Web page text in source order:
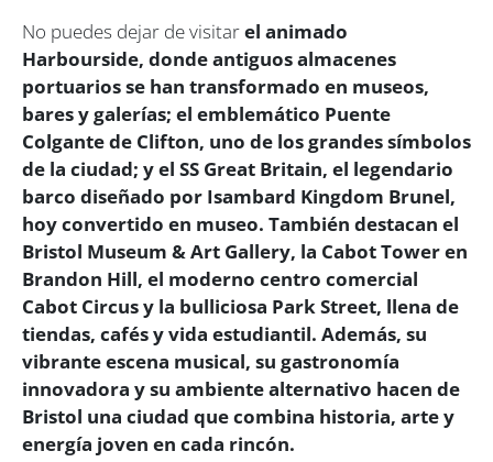
No puedes dejar de visitarel animado
Harbourside, donde antiguos almacenes
portuarios se han transformado en museos,
bares y galerías; el emblemático Puente
Colgante de Clifton, uno de los grandes símbolos
de la ciudad; y el SS Great Britain, el legendario
barco diseñado por Isambard Kingdom Brunel,
hoy convertido en museo. También destacan el
Bristol Museum & Art Gallery, la Cabot Tower en
Brandon Hill, el moderno centro comercial
Cabot Circus y la bulliciosa Park Street, llena de
tiendas, cafés y vida estudiantil. Además, su
vibrante escena musical, su gastronomía
innovadora y su ambiente alternativo hacen de
Bristol una ciudad que combina historia, arte y
energía joven en cada rincón.